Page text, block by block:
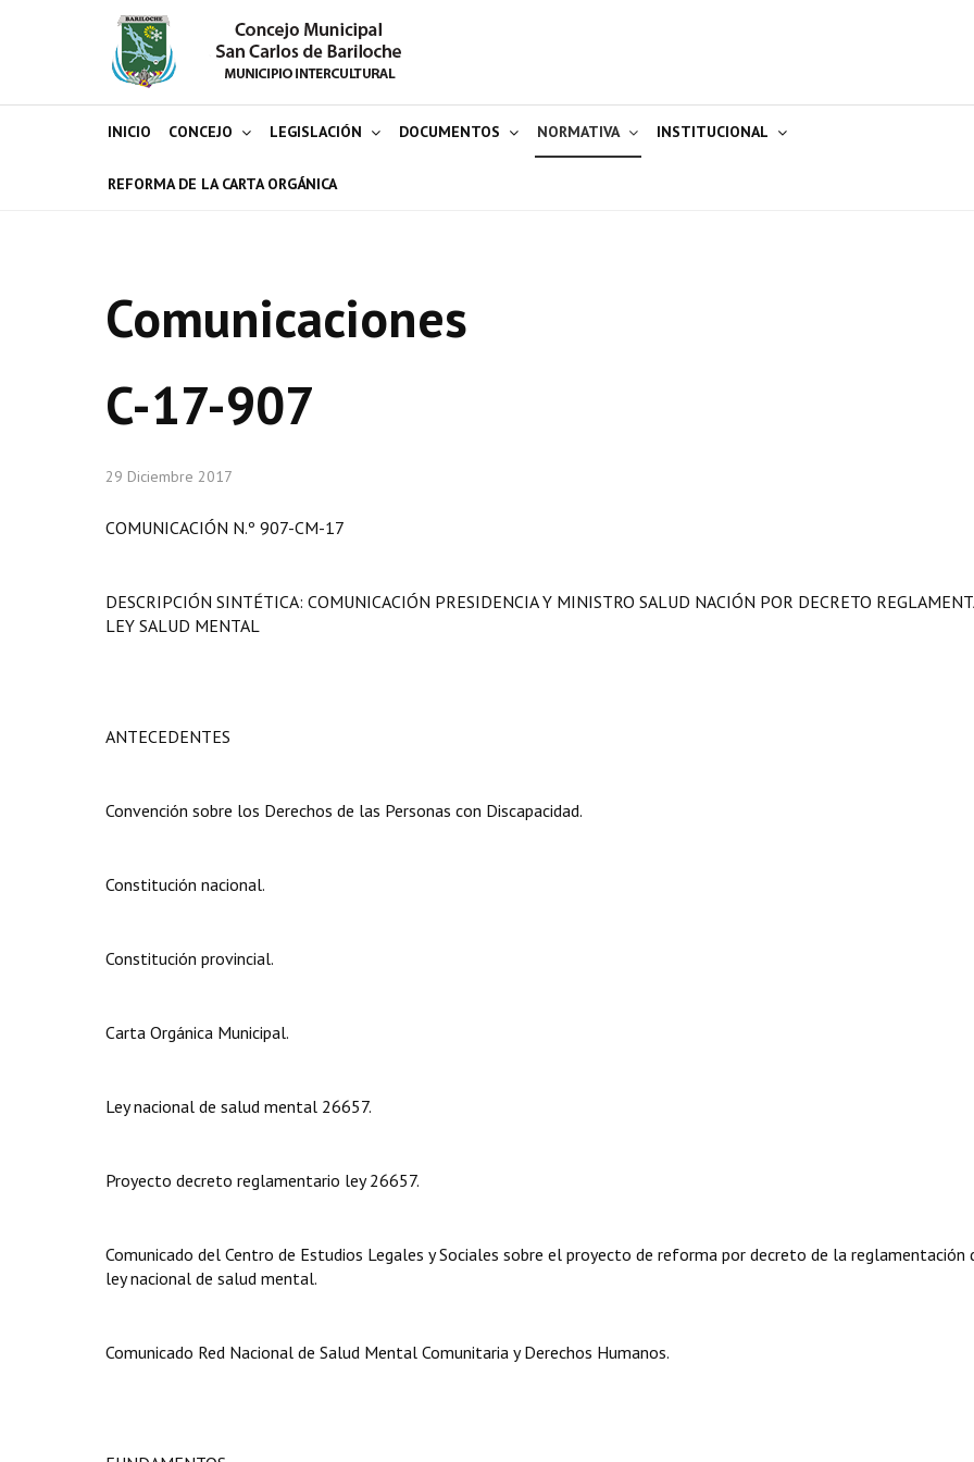
INICIO CONCEJO LEGISLACIÓN DOCUMENTOS NORMATIVA INSTITUCIONAL
REFORMA DE LA CARTA ORGÁNICA
Comunicaciones
C-17-907
29 Diciembre 2017
COMUNICACIÓN N.º 907-CM-17
DESCRIPCIÓN SINTÉTICA: COMUNICACIÓN PRESIDENCIA Y MINISTRO SALUD NACIÓN POR DECRETO
LEY SALUD MENTAL
ANTECEDENTES
Convención sobre los Derechos de las Personas con Discapacidad.
Constitución nacional.
Constitución provincial.
Carta Orgánica Municipal.
Ley nacional de salud mental 26657.
Proyecto decreto reglamentario ley 26657.
Comunicado del Centro de Estudios Legales y Sociales sobre el proyecto de reforma por decreto de la reglamentación
ley nacional de salud mental.
Comunicado Red Nacional de Salud Mental Comunitaria y Derechos Humanos.